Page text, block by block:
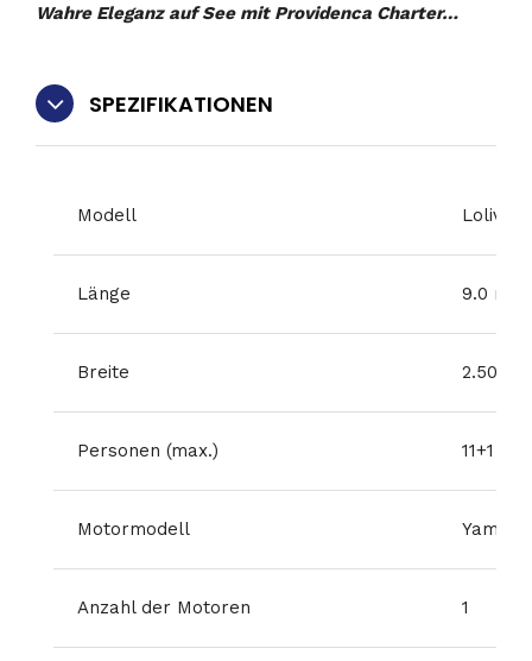
Wahre Eleganz auf See mit Providenca Charter…
SPEZIFIKATIONEN
Modell Lolivul 9
Länge 9.0 m
Breite 2.50 m
Personen (max.) 11+1
Motormodell
Anzahl der Motoren 1